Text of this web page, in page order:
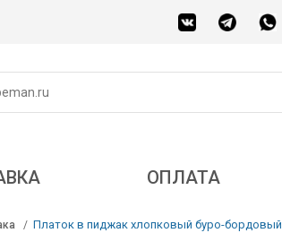
ОПЛАТА
Платок в пиджак хлопковый буро-бордовый